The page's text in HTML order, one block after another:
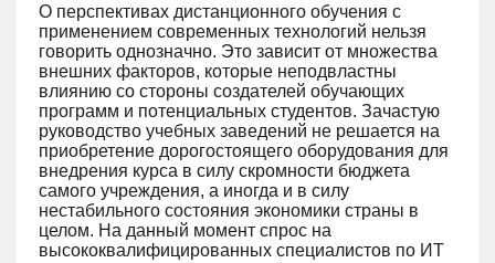
О перспективах дистанционного обучения с
применением современных технологий нельзя
говорить однозначно. Это зависит от множества
внешних факторов, которые неподвластны
влиянию со стороны создателей обучающих
программ и потенциальных студентов. Зачастую
руководство учебных заведений не решается на
приобретение дорогостоящего оборудования для
внедрения курса в силу скромности бюджета
самого учреждения, а иногда и в силу
нестабильного состояния экономики страны в
целом. На данный момент спрос на
высококвалифицированных специалистов по ИТ